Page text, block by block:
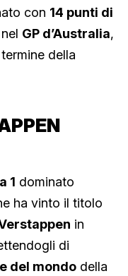
con 14 punti di
GP d’Australia,
della
1 dominato
ha vinto il titolo
in
di
del mondo della